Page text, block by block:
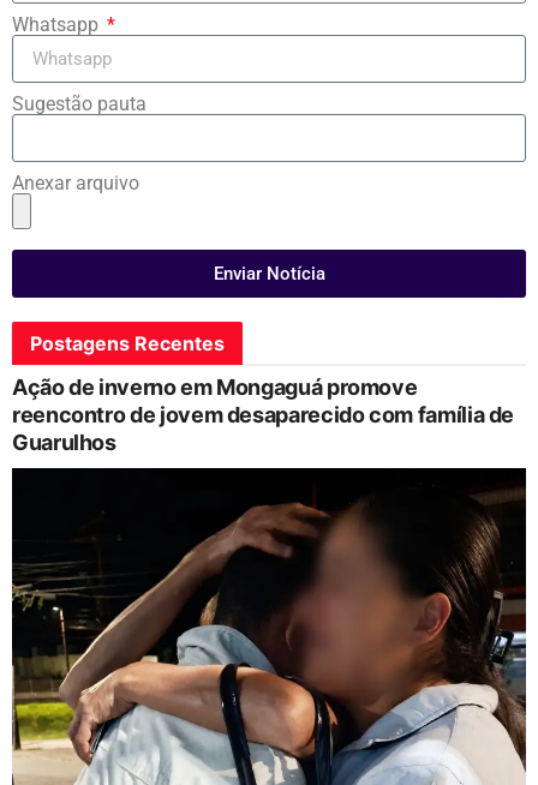
Whatsapp
Sugestão pauta
Anexar arquivo
Enviar Notícia
Postagens Recentes
Ação de inverno em Mongaguá promove
reencontro de jovem desaparecido com família de
Guarulhos